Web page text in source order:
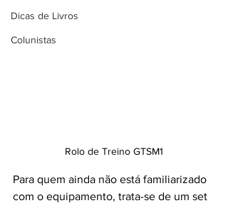
Dicas de Livros
Colunistas
Rolo de Treino GTSM1
Para quem ainda não está familiarizado
com o equipamento, trata-se de um set